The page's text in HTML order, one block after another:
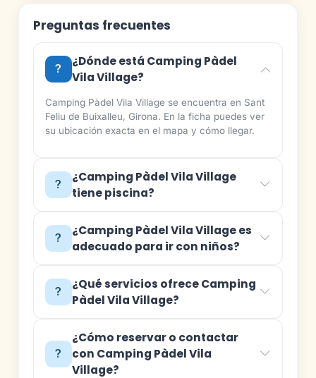
Preguntas frecuentes
¿Dónde está Camping Pàdel
Vila Village?
Camping Pàdel Vila Village se encuentra en Sant
Feliu de Buixalleu, Girona. En la ficha puedes ver
su ubicación exacta en el mapa y cómo llegar.
¿Camping Pàdel Vila Village
tiene piscina?
¿Camping Pàdel Vila Village es
adecuado para ir con niños?
¿Qué servicios ofrece Camping
Pàdel Vila Village?
¿Cómo reservar o contactar
con Camping Pàdel Vila
Village?